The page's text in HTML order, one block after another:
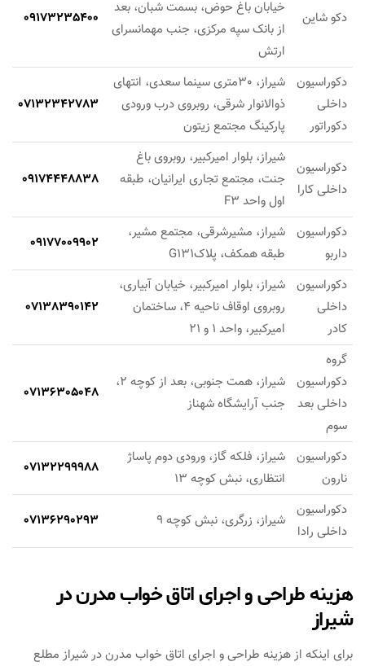
دکو شاین
خيابان باغ حوض، بسمت شبان، بعد
از بانک سپه مركزی، جنب مهمانسرای
ارتش
09173235400
دکوراسیون
داخلی
دکوراتور
شیراز، 30متری سينما سعدی، انتهای
ذوالانوار شرقی، روبروی درب ورودی
پارکینگ مجتمع زیتون
07132342783
دکوراسیون
داخلی کارا
شیراز، بلوار امیرکبیر، روبروی باغ
جنت، مجتمع تجاری ایرانیان، طبقه
اول واحد F3
09174448838
دکوراسیون
داربو
شیراز، مشیرشرقی، مجتمع مشیر،
طبقه همکف، پلاکG131
09177009902
دکوراسیون
داخلی
کادر
شیراز، بلوار امیرکبیر، خیابان آبیاری،
روبروی اوقاف ناحیه 4، ساختمان
امیرکبیر، واحد 1 و 21
07138390142
گروه
دکوراسیون
داخلی بعد
سوم
شیراز، همت جنوبی، بعد از کوچه 2،
جنب آرایشگاه شهناز
07136305048
دکوراسیون
نارون
شیراز، فلکه گاز، ورودی دوم پاساژ
انتظاری، نبش کوچه 13
07132299988
دکوراسیون
داخلی رادا
شیراز، زرگری، نبش کوچه 9 07136290293
هزینه طراحی و اجرای اتاق خواب مدرن در
شیراز
برای اینکه از هزینه طراحی و اجرای اتاق خواب مدرن در شیراز مطلع